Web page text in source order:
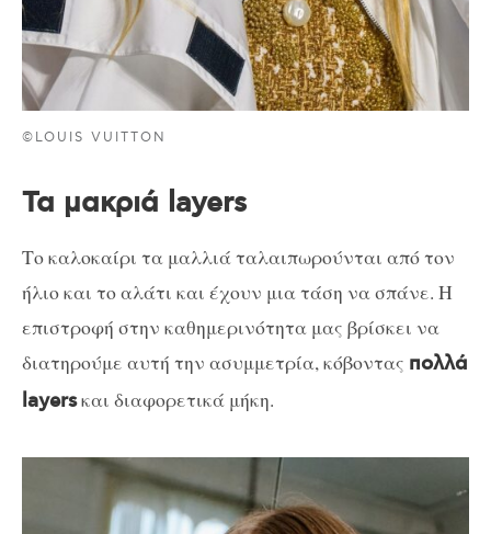
©LOUIS VUITTON
Τα μακριά layers
Το καλοκαίρι τα μαλλιά ταλαιπωρούνται από τον
ήλιο και το αλάτι και έχουν μια τάση να σπάνε. Η
επιστροφή στην καθημερινότητα μας βρίσκει να
διατηρούμε αυτή την ασυμμετρία, κόβοντας πολλά
layersκαι διαφορετικά μήκη.